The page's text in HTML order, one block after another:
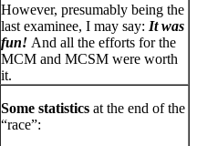
However, presumably being the
last examinee, I may say: It was
fun! And all the efforts for the
MCM and MCSM were worth
it.
Some statistics at the end of the
“race”: